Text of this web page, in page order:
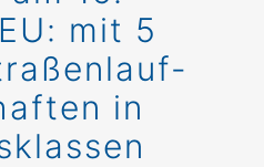
mit 5
in